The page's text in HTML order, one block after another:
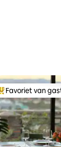
van
Favoriet van